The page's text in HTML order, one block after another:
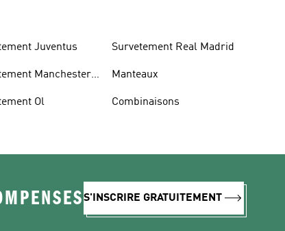
Juventus
Manchester
Ol
Survetement Real Madrid
Manteaux
Combinaisons
S'INSCRIRE GRATUITEMENT